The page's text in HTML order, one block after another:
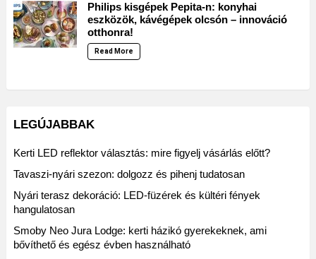
Philips kisgépek Pepita-n: konyhai
eszközök, kávégépek olcsón – innováció
otthonra!
Read More
LEGÚJABBAK
Kerti LED reflektor választás: mire figyelj vásárlás előtt?
Tavaszi-nyári szezon: dolgozz és pihenj tudatosan
Nyári terasz dekoráció: LED-füzérek és kültéri fények
hangulatosan
Smoby Neo Jura Lodge: kerti házikó gyerekeknek, ami
bővíthető és egész évben használható